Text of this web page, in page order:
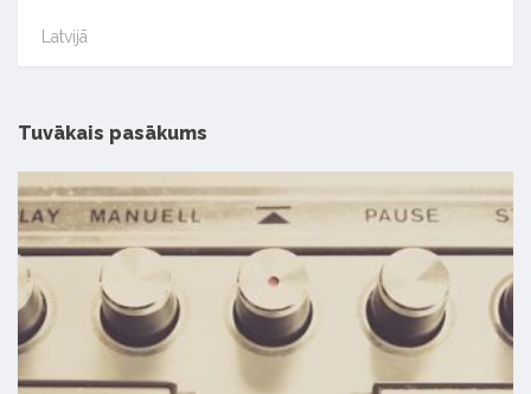
Latvijā
Tuvākais pasākums